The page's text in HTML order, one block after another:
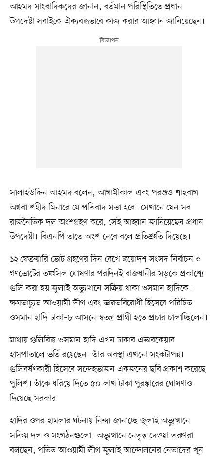
আহমদ সাংবাদিকদের জানান, বর্তমান পরিস্থিতিতে প্রধান
উপদেষ্টা সবাইকে ঐক্যবদ্ধভাবে কাজ করার আহ্বান জানিয়েছেন।
সালাহউদ্দিন আহমদ বলেন, আগামীকাল এবং পরশুও শাহবাগ
অথবা শহীদ মিনারে যে প্রতিবাদ সভা হবে। সেখানে যেন সব
রাজনৈতিক দল অংশগ্রহণ করে, সেই আহ্বান জানিয়েছেন প্রধান
উপদেষ্টা। বিএনপি তাতে অংশ নেবে বলে প্রতিশ্রুতি দিয়েছে।
১২ ফেব্রুয়ারি ভোট গ্রহণের দিন রেখে ত্রয়োদশ সংসদ নির্বাচন ও
গণভোটের তফসিল ঘোষণার পরদিনই রাজধানীর সড়কে প্রকাশ্যে
গুলি করা হয় জুলাই অভ্যুত্থানে সক্রিয় থাকা ওসমান হাদিকে।
ক্ষমতাচ্যুত আওয়ামী লীগ এবং ভারতবিরোধী হিসেবে পরিচিত
ওসমান হাদি ঢাকা–৮ আসনে স্বতন্ত্র প্রার্থী হতে প্রচার চালাচ্ছিলেন।
মাথায় গুলিবিদ্ধ ওসমান হাদি এখন ঢাকার এভারকেয়ার
হাসপাতালে ভর্তি রয়েছেন। তাঁর অবস্থা এখনো সংকটাপন্ন।
গুলিবর্ষণকারী হিসেবে সন্দেহভাজন একজনের ছবি প্রকাশ করেছে
পুলিশ। তাঁকে ধরিয়ে দিতে ৫০ লাখ টাকা পুরস্কারের ঘোষণাও
দিয়েছে সরকার।
হাদির ওপর হামলার ঘটনায় নিন্দা জানাচ্ছে জুলাই অভ্যুত্থানে
সক্রিয় দল ও সংগঠনগুলো। অভ্যুত্থানে নেতৃত্ব দেওয়া তরুণরা
বলছেন, পতিত আওয়ামী লীগ জুলাই আন্দোলনের নেতাদের খুন